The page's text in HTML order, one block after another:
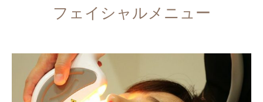
フェイシャルメニュー